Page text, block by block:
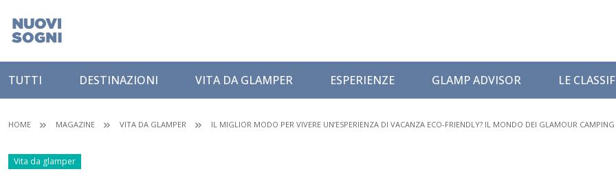
TUTTI DESTINAZIONI VITA DA GLAMPER ESPERIENZE GLAMP ADVISOR LE
HOME MAGAZINE VITA DA GLAMPER IL MIGLIOR MODO PER VIVERE UN’ESPERIENZA DI VACANZA ECO-FRIENDLY? IL MONDO DEI GLAMOUR CAMPING
Vita da glamper